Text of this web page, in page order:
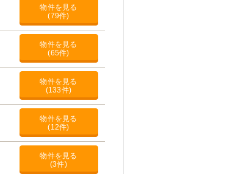
物件を見る
(79件)
物件を見る
(65件)
物件を見る
(133件)
物件を見る
(12件)
物件を見る
(3件)